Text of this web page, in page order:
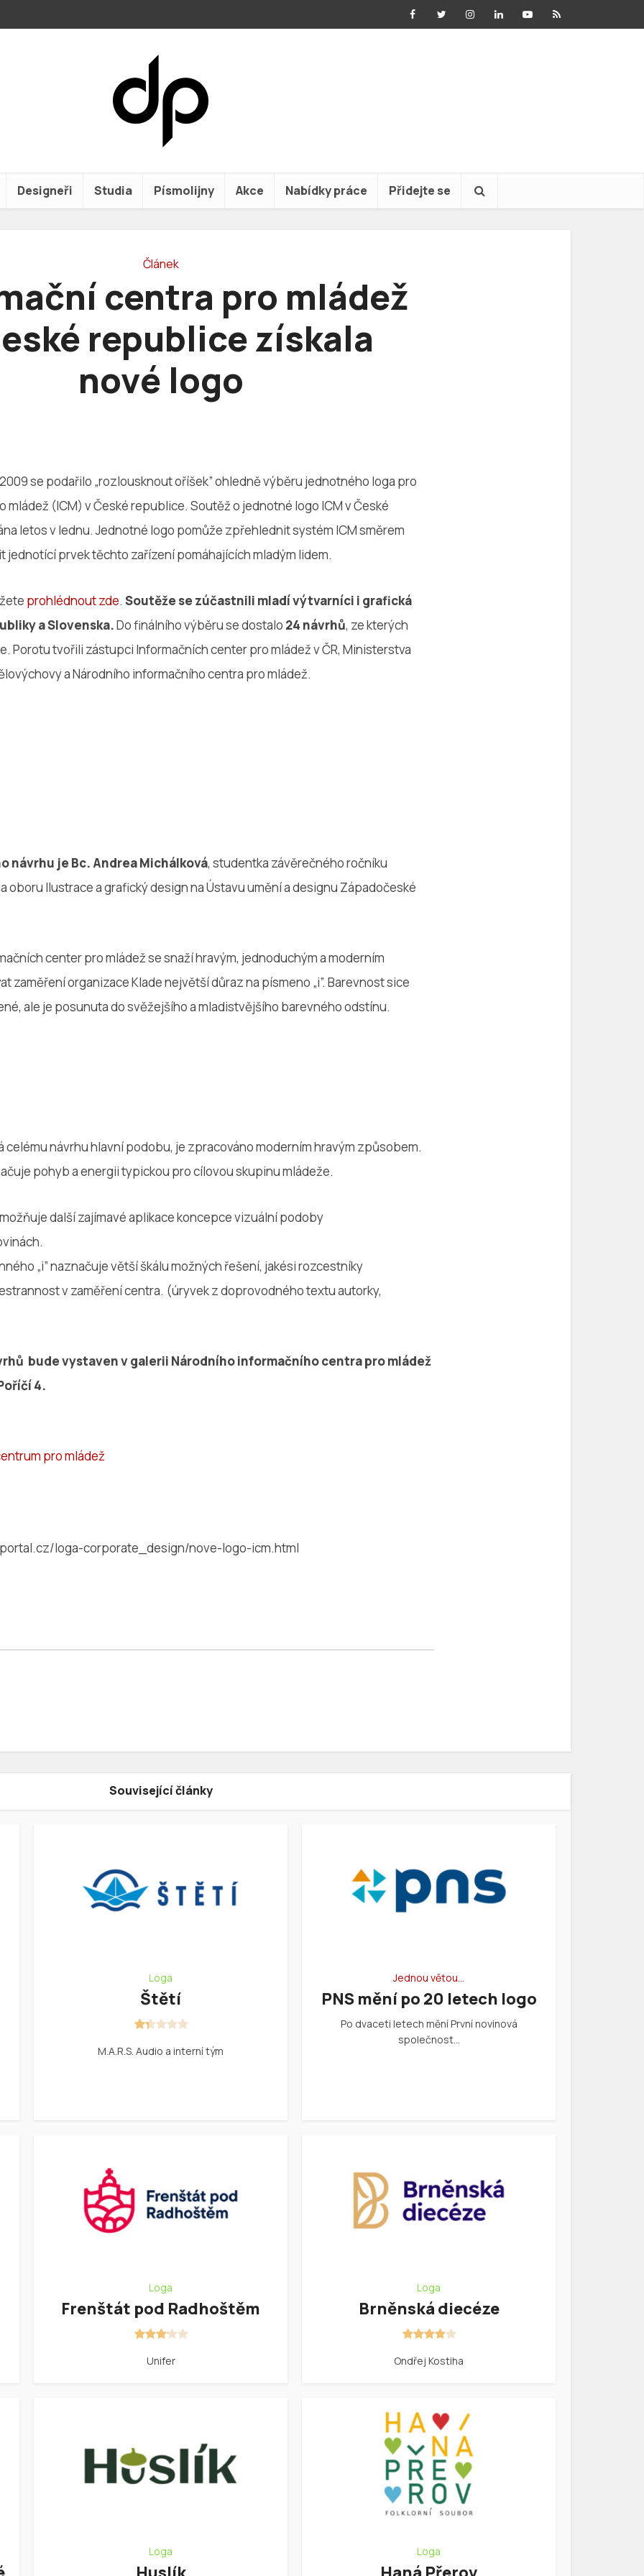
Designeři Studia Písmolijny Akce Nabídky práce Přidejte se
Článek
centra pro mládež
republice získala
nové logo
se podařilo „rozlousknout oříšek” ohledně výběru jednotného loga pro
mládež (ICM) v České republice. Soutěž o jednotné logo ICM v České
letos v lednu. Jednotné logo pomůže zpřehlednit systém ICM směrem
jednotící prvek těchto zařízení pomáhajících mladým lidem.
prohlédnout zde. Soutěže se zúčastnili mladí výtvarníci i grafická
a Slovenska.Do finálního výběru se dostalo 24 návrhů, ze kterých
Porotu tvořili zástupci Informačních center pro mládež v ČR, Ministerstva
a Národního informačního centra pro mládež.
návrhu je Bc. Andrea Michálková, studentka závěrečného ročníku
oboru Ilustrace a grafický design na Ústavu umění a designu Západočeské
center pro mládež se snaží hravým, jednoduchým a moderním
zaměření organizace Klade největší důraz na písmeno „i”. Barevnost sice
ale je posunuta do svěžejšího a mladistvějšího barevného odstínu.
celému návrhu hlavní podobu, je zpracováno moderním hravým způsobem.
pohyb a energii typickou pro cílovou skupinu mládeže.
další zajímavé aplikace koncepce vizuální podoby
„i” naznačuje větší škálu možných řešení, jakési rozcestníky
v zaměření centra. (úryvek z doprovodného textu autorky,
bude vystaven v galerii Národního informačního centra pro mládež
4.
pro mládež
loga-corporate_design/nove-logo-icm.html
Související články
Loga
Štětí
M.A.R.S. Audio a interní tým
Jednou větou…
PNS mění po 20 letech logo
Po dvaceti letech mění První novinová
společnost…
Loga
Frenštát pod Radhoštěm
Unifer
Loga
Brněnská diecéze
Ondřej Kostiha
Loga Loga